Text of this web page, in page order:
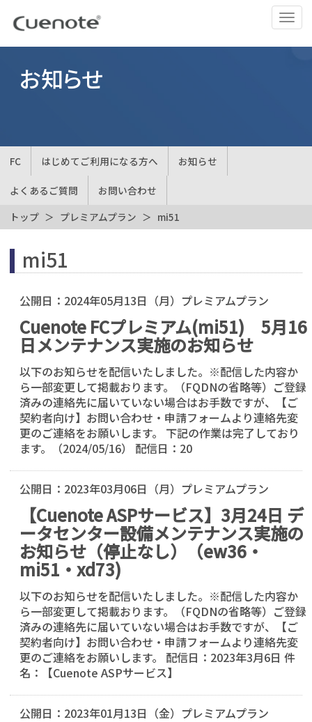
ナ
ビ
ゲ
切
お知らせ
FC はじめてご利用になる方へ お知らせ
よくあるご質問
お問い合わせ
トップ
プレミアムプラン mi51
mi51
公開日： 2024年05月13日（月） プレミアムプラン
Cuenote FCプレミアム(mi51) 5月16
日メンテナンス実施のお知らせ
以下のお知らせを配信いたしました。※配信した内容か
ら一部変更して掲載おります。（FQDNの省略等）ご登録
済みの連絡先に届いていない場合はお手数ですが、【ご
契約者向け】お問い合わせ・申請フォームより連絡先変
更のご連絡をお願いします。 下記の作業は完了しており
ます。（2024/05/16） 配信日：20
公開日： 2023年03月06日（月） プレミアムプラン
【Cuenote ASPサービス】3月24日 デ
ータセンター設備メンテナンス実施の
お知らせ（停止なし）（ew36・
mi51・xd73)
以下のお知らせを配信いたしました。※配信した内容か
ら一部変更して掲載おります。（FQDNの省略等）ご登録
済みの連絡先に届いていない場合はお手数ですが、【ご
契約者向け】お問い合わせ・申請フォームより連絡先変
更のご連絡をお願いします。 配信日：2023年3月6日 件
名：【Cuenote ASPサービス】
公開日： 2023年01月13日（金） プレミアムプラン